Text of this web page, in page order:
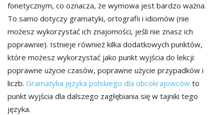
fonetycznym, co oznacza, że wymowa jest bardzo ważna.
To samo dotyczy gramatyki, ortografii i idiomów (nie
możesz wykorzystać ich znajomości, jeśli nie znasz ich
poprawnie). Istnieje również kilka dodatkowych punktów,
które możesz wykorzystać jako punkt wyjścia do lekcji:
poprawne użycie czasów, poprawne użycie przypadków i
liczb. Gramatyka języka polskiego dla obcokrajowców to
punkt wyjścia dla dalszego zagłębiania się w tajniki tego
języka.